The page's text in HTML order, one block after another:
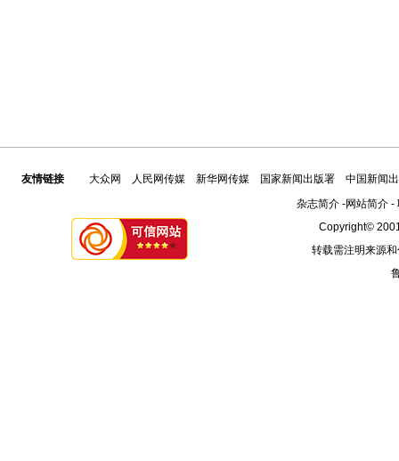
友情链接 大众网 人民网传媒 新华网传媒 国家新闻出版署
中国新闻
杂志简介-网站简介-
Copyright©
转载需注明来源